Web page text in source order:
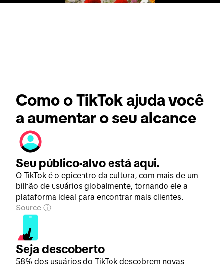
Como o TikTok ajuda você
a aumentar o seu alcance
Seu público-alvo está aqui.
O TikTok é o epicentro da cultura, com mais de um
bilhão de usuários globalmente, tornando ele a
plataforma ideal para encontrar mais clientes.
Source
Seja descoberto
58% dos usuários do TikTok descobrem novas